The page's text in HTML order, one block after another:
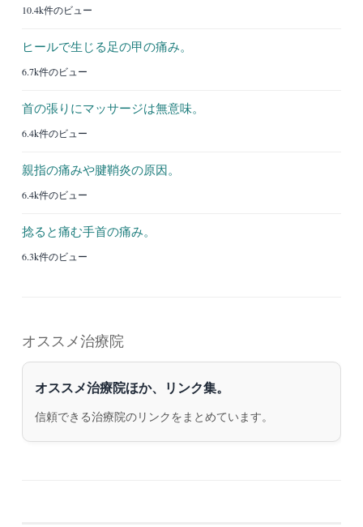
10.4k件のビュー
ヒールで生じる足の甲の痛み。
6.7k件のビュー
首の張りにマッサージは無意味。
6.4k件のビュー
親指の痛みや腱鞘炎の原因。
6.4k件のビュー
捻ると痛む手首の痛み。
6.3k件のビュー
オススメ治療院
オススメ治療院ほか、リンク集。
信頼できる治療院のリンクをまとめています。